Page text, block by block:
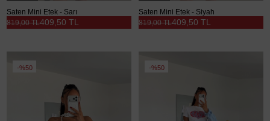
Saten Mini Etek - Sarı
409,50 TL
819,00 TL
Saten Mini Etek - Siyah
409,50 TL
819,00 TL
%50 %50